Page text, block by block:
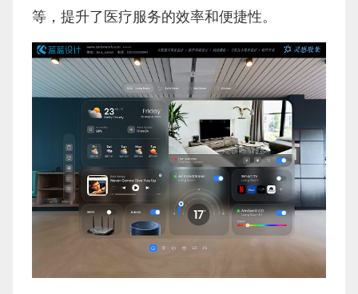
等，提升了医疗服务的效率和便捷性。